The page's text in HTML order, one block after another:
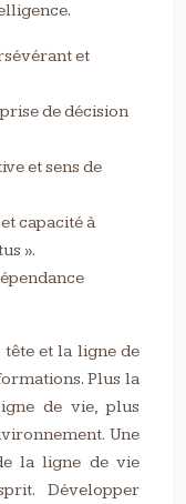
et
de décision
et sens de
capacité à
».
tête et la ligne de
Plus la
de vie, plus
Une
la ligne de vie
Développer